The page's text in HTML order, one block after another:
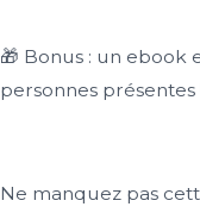
🎁 Bonus : un ebook
personnes présentes
Ne manquez pas